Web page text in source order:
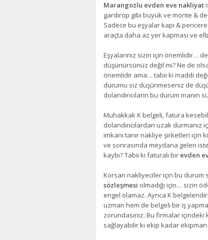
Marangozlu evden eve nakliyat
gardırop gibi büyük ve monte &
Sadece bu eşyalar kapı &
araçta daha az yer kapması ve
Eşyalarınız sizin için önemlidir…
düşünürsünüz değil mi? Ne de
önemlidir ama… tabii ki maddi
durumu siz düşünmeseniz de
dolandırıcıların bu durum
Muhakkak K belgeli, fatura
dolandırıcılardan uzak
imkanı tanır nakliye şirketleri için
ve sonrasında meydana gelen
kaybı? Tabii ki faturalı bir evden
Korsan nakliyeciler için bu durum
sözleşmesi olmadığı için… sizin
engel olamaz. Ayrıca K
uzman hem de belgeli bir iş
zorundasınız. Bu firmalar
sağlayabilir ki ekip kadar